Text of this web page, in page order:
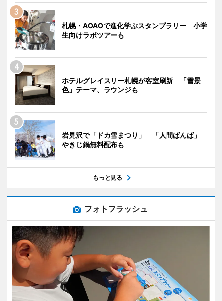
札幌・AOAOで進化学ぶスタンプラリー 小学
生向けラボツアーも
ホテルグレイスリー札幌が客室刷新 「雪景
色」テーマ、ラウンジも
岩見沢で「ドカ雪まつり」 「人間ばんば」
やきじ鍋無料配布も
もっと見る
フォトフラッシュ